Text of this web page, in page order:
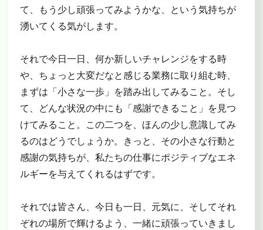
て、もう少し頑張ってみようかな、という気持ちが
湧いてくる気がします。
それで今日一日、何か新しいチャレンジをする時
や、ちょっと大変だなと感じる業務に取り組む時、
まずは「小さな一歩」を踏み出してみること。そし
て、どんな状況の中にも「感謝できること」を見つ
けてみること。この二つを、ほんの少し意識してみ
るのはどうでしょうか。きっと、その小さな行動と
感謝の気持ちが、私たちの仕事にポジティブなエネ
ルギーを与えてくれるはずです。
それでは皆さん、今日も一日、元気に、そしてそれ
ぞれの場所で輝けるよう、一緒に頑張っていきまし